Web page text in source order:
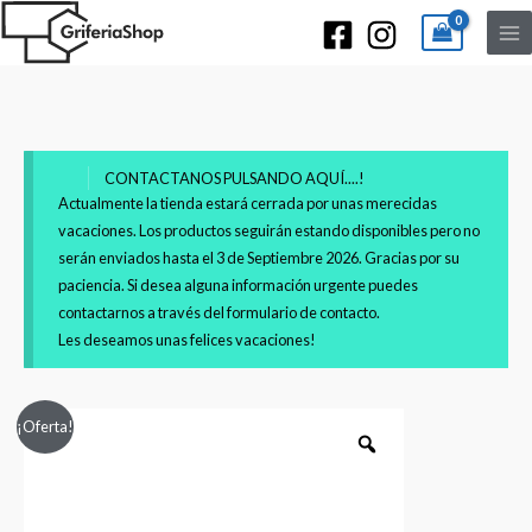
CONTACTANOS PULSANDO AQUÍ....!
Actualmente la tienda estará cerrada por unas merecidas
vacaciones. Los productos seguirán estando disponibles pero no
serán enviados hasta el 3 de Septiembre 2026. Gracias por su
paciencia. Si desea alguna información urgente puedes
contactarnos a través del formulario de contacto.
Les deseamos unas felices vacaciones!
¡Oferta!
Conjunto
de